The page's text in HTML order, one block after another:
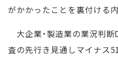
がかかったことを裏付ける
大企業・製造業の業況判
査の先行き見通しマイナス